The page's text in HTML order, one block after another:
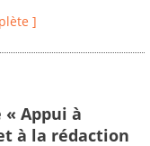
]
« Appui à
à la rédaction